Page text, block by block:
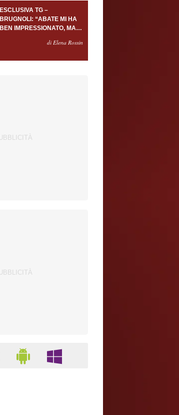
ESCLUSIVA TG –
BRUGNOLI: “ABATE MI HA
BEN IMPRESSIONATO, MA
PORTIERE SERVONOdi Elena Rossin